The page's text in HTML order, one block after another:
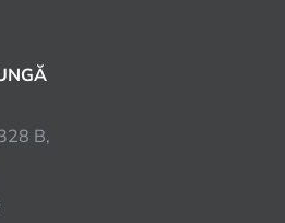
B,